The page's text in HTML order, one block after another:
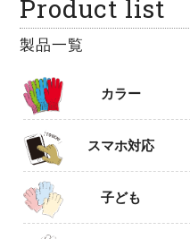
Product list
製品一覧
カラー
スマホ対応
子ども